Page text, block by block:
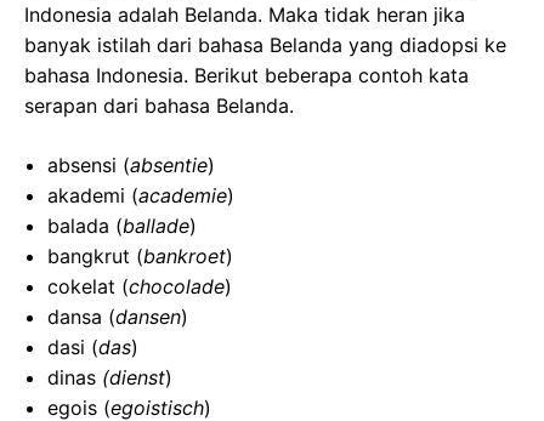
Indonesia adalah Belanda. Maka tidak heran jika
banyak istilah dari bahasa Belanda yang diadopsi ke
bahasa Indonesia. Berikut beberapa contoh kata
serapan dari bahasa Belanda.
absensi (absentie)
akademi (academie)
balada (ballade)
bangkrut (bankroet)
cokelat (chocolade)
dansa (dansen)
dasi (das)
dinas (dienst)
egois (egoistisch)